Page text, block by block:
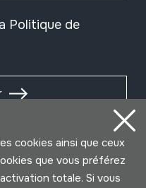
Politique de
cookies ainsi que ceux
que vous préférez
totale. Si vous